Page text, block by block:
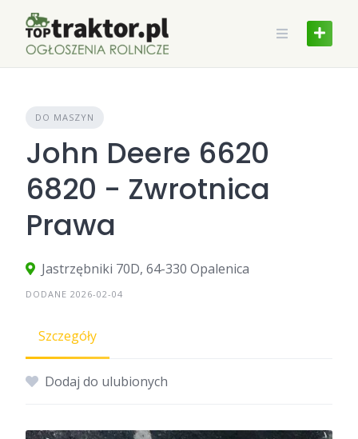
content
DO MASZYN
John Deere 6620
6820 - Zwrotnica
Prawa
Jastrzębniki 70D, 64-330 Opalenica
DODANE 2026-02-04
Szczegóły
Dodaj do ulubionych